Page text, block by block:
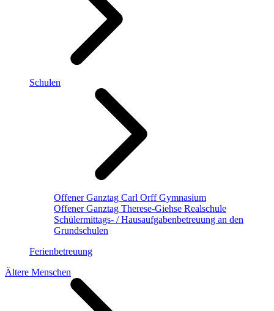
Schulen
Offener Ganztag Carl Orff Gymnasium
Offener Ganztag Therese-Giehse Realschule
Schülermittags- / Hausaufgabenbetreuung an den
Grundschulen
Ferienbetreuung
Ältere Menschen